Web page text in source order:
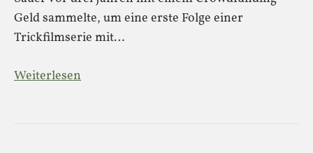
Geld sammelte, um eine erste Folge einer
Trickfilmserie mit…
Weiterlesen